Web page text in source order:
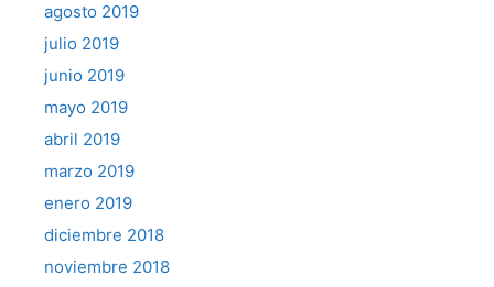
agosto 2019
julio 2019
junio 2019
mayo 2019
abril 2019
marzo 2019
enero 2019
diciembre 2018
noviembre 2018